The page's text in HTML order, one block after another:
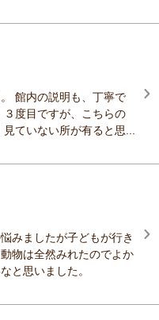
館内の説明も、丁寧で
度目ですが、こちらの
ていない所が有ると思...
みましたが子どもが行き
物は全然みれたのでよか
と思いました。